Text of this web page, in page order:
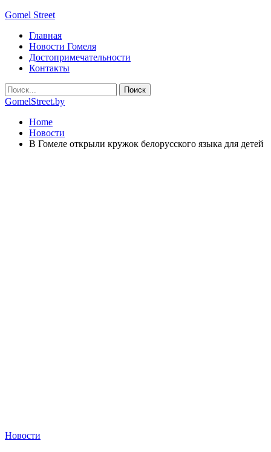
Gomel Street
Главная
Новости Гомеля
Достопримечательности
Контакты
GomelStreet.by
Home
Новости
В Гомеле открыли кружок белорусского языка для детей
Новости